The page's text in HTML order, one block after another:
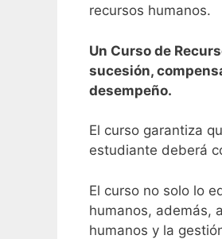
recursos humanos.
Un Curso de
sucesión,
desempeño.
El curso garantiza
estudiante deberá
El curso no solo lo
humanos, además,
humanos y la